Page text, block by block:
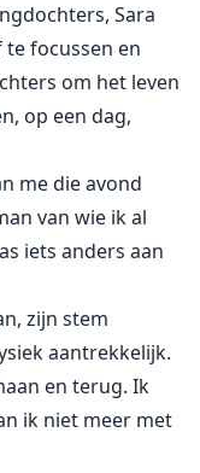
Sara
focussen en
om het leven
op een dag,
me die avond
van wie ik al
iets anders aan
zijn stem
aantrekkelijk.
en terug. Ik
ik niet meer met